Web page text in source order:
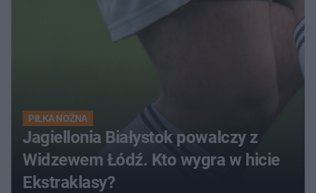
PIŁKA NOŻNA
Jagiellonia Białystok powalczy z
Widzewem Łódź. Kto wygra w hicie
Ekstraklasy?